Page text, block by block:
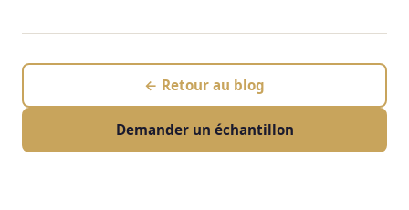
← Retour au blog
Demander un échantillon